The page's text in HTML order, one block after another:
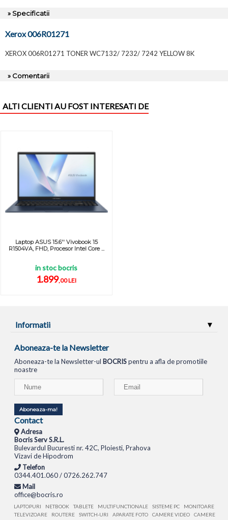
» Specificatii
Xerox 006R01271
XEROX 006R01271 TONER WC7132/ 7232/ 7242 YELLOW 8K
» Comentarii
ALTI CLIENTI AU FOST INTERESATI DE
Laptop ASUS 15.6'' Vivobook 15
R1504VA, FHD, Procesor Intel Core ...
in stoc bocris
1.899,00 LEI
Informatii
Aboneaza-te la Newsletter
Aboneaza-te la Newsletter-ul BOCRISpentru a afla de promotiile
noastre
Aboneaza-ma!
Contact
Adresa
Bocris Serv S.R.L.
Bulevardul Bucuresti nr. 42C, Ploiesti, Prahova
Vizavi de Hipodrom
Telefon
0344.401.060 / 0726.262.747
Mail
office@bocris.ro
LAPTOPURI NETBOOK TABLETE MULTIFUNCTIONALE SISTEME PC
MONITOARE
TELEVIZOARE
ROUTERE SWITCH-URI APARATE FOTO CAMERE VIDEO
CAMERE